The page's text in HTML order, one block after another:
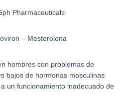
Pharmaceuticals
– Mesterolona
hombres con problemas de
bajos de hormonas masculinas
un funcionamiento inadecuado de